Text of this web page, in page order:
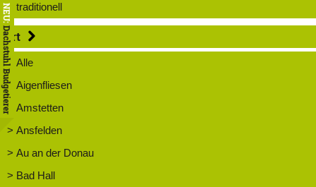
> traditionell
Ort
> Alle
> Aigenfliesen
> Amstetten
> Ansfelden
> Au an der Donau
> Bad Hall
NEU:
Dachstuhl Budgetierer